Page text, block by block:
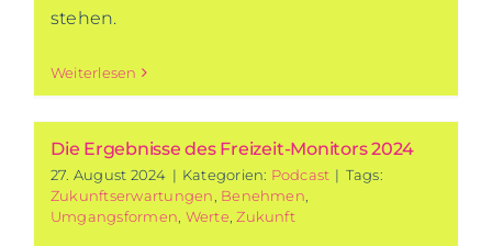
stehen.
Weiterlesen
Die Ergebnisse des Freizeit-Monitors 2024
27. August 2024 | Kategorien: Podcast | Tags:
Zukunftserwartungen Benehmen
Umgangsformen Werte ,Zukunft